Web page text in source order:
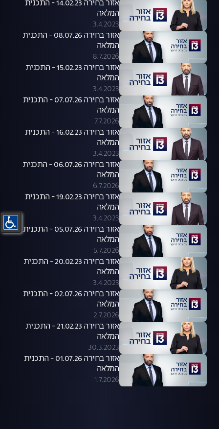
אזור בחירה 14.02.23 - התכנית
המלאה
3.4.2023
אזור בחירה 08.07.26 - התכנית
המלאה
8.7.2026
אזור בחירה 15.02.23 - התכנית
המלאה
3.4.2023
אזור בחירה 07.07.26 - התכנית
המלאה
7.7.2026
אזור בחירה 16.02.23 - התכנית
המלאה
3.4.2023
אזור בחירה 06.07.26 - התכנית
המלאה
6.7.2026
אזור בחירה 19.02.23 - התכנית
המלאה
3.4.2023
אזור בחירה 05.07.26 - התכנית
המלאה
5.7.2026
אזור בחירה 20.02.23 - התכנית
המלאה
3.4.2023
אזור בחירה 02.07.26 - התכנית
המלאה
2.7.2026
אזור בחירה 21.02.23 - התכנית
המלאה
30.3.2023
אזור בחירה 01.07.26 - התכנית
המלאה
1.7.2026